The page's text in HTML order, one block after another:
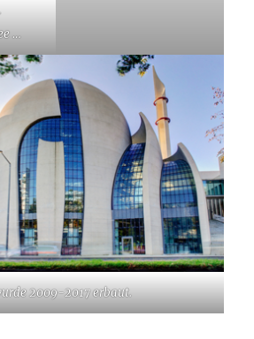
…
2009-2017 erbaut.